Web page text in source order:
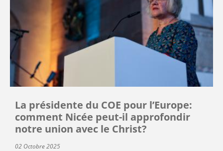
La présidente du COE pour l’Europe:
comment Nicée peut-il approfondir
notre union avec le Christ?
02 Octobre 2025